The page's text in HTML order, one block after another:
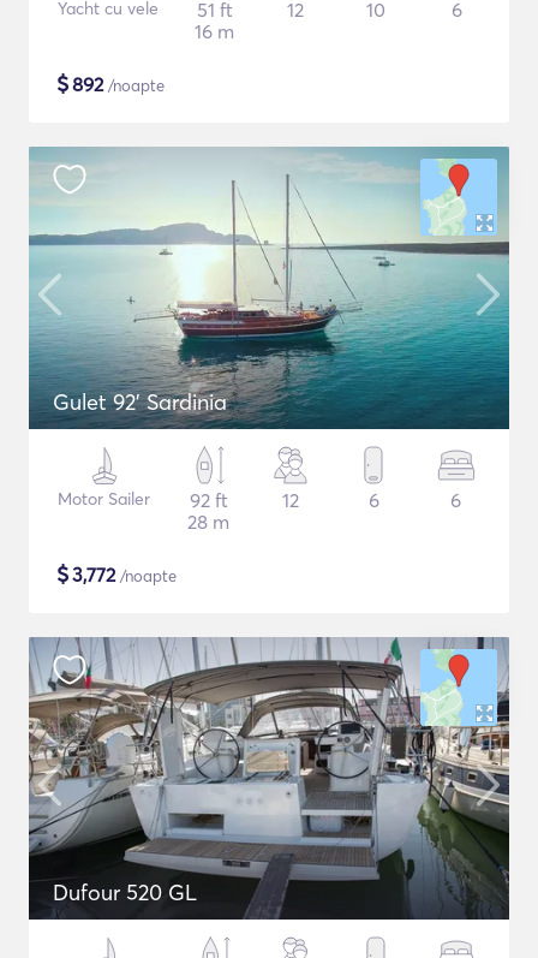
Yacht cu vele
51 ft
16 m
12 10 6
$892/noapte
Gulet 92' Sardinia
Motor Sailer
92 ft
28 m
12 6 6
$3,772/noapte
Dufour 520 GL